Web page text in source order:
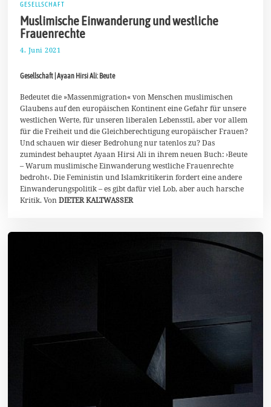
GESELLSCHAFT
Muslimische Einwanderung und westliche
Frauenrechte
4. Juni 2021
J
n
2
0
2
1
Gesellschaft | Ayaan Hirsi Ali: Beute
Bedeutet die »Massenmigration« von Menschen muslimischen
Glaubens auf den europäischen Kontinent eine Gefahr für unsere
westlichen Werte, für unseren liberalen Lebensstil, aber vor allem
für die Freiheit und die Gleichberechtigung europäischer Frauen?
Und schauen wir dieser Bedrohung nur tatenlos zu? Das
zumindest behauptet Ayaan Hirsi Ali in ihrem neuen Buch: ›Beute
– Warum muslimische Einwanderung westliche Frauenrechte
bedroht‹. Die Feministin und Islamkritikerin fordert eine andere
Einwanderungspolitik – es gibt dafür viel Lob, aber auch harsche
Kritik. VonDIETER KALTWASSER